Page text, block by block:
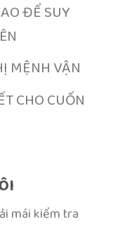
ĐỂ SUY
MỆNH VẬN
CHO CUỐN
mái kiểm tra